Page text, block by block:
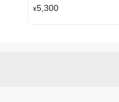
¥5,300